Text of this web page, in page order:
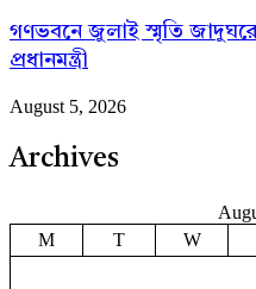
গণভবনে জুলাই স্মৃতি
প্রধানমন্ত্রী
August 5, 2026
Archives
M
T W